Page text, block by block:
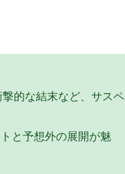
的な結末など、サスペ
と予想外の展開が魅